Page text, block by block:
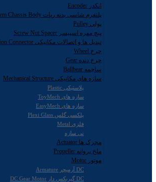
انکدر Encoder
پلتفرم شاسی بدنه ربات Platform Chassis Body
پولی Pulley
پیچ مهره اسپیسر Screw Nut Spacer
تبدیل ها و اتصالات مکانیکی Junction Connector
چرخ Wheel
چرخ دنده Gear
ساچمه Ballbear
سازه های مکانیکی Mechanical Structure
پلاستیکی Plastic
سازه های ToyMech
سازه های EasyMech
پلکسی گلس Plexi Glass
فلزی Metal
نی سازه
محرک ها Actuator
ملخ پروانه Propeller
موتور Motor
DC آرمیچر Armature
DC گیربکس دار DC Gear Motor